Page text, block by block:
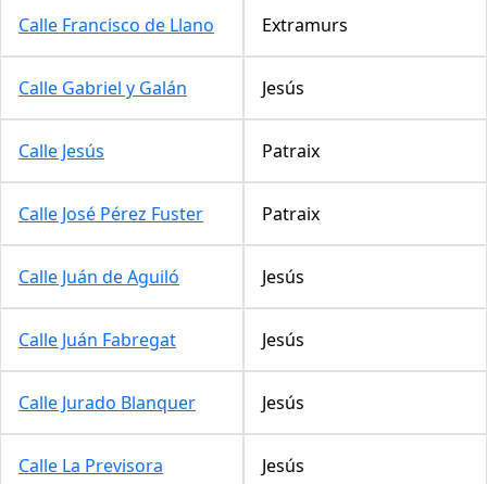
Calle Francisco de Llano Extramurs
Calle Gabriel y Galán Jesús
Calle Jesús Patraix
Calle José Pérez Fuster Patraix
Calle Juán de Aguiló Jesús
Calle Juán Fabregat Jesús
Calle Jurado Blanquer Jesús
Calle La Previsora Jesús